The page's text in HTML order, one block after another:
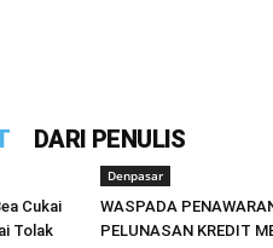
DARI PENULIS
Cukai
Tolak
Denpasar
WASPADA
PELUNASAN KREDIT